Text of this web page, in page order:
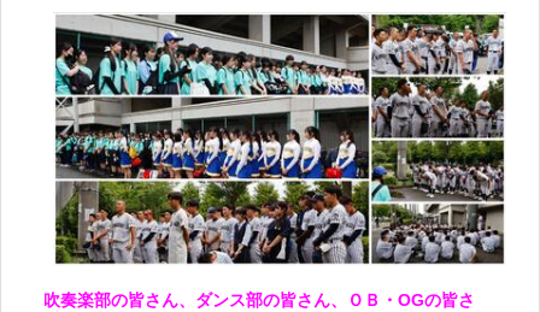
吹奏楽部の皆さん、ダンス部の皆さん、ＯＢ・OGの皆さ